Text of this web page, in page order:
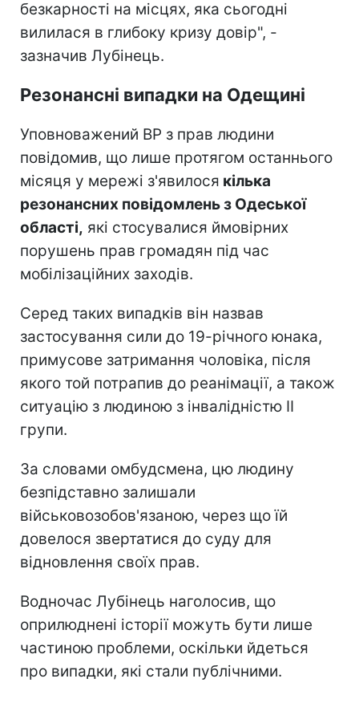
безкарності на місцях, яка сьогодні
вилилася в глибоку кризу довір", -
зазначив Лубінець.
Резонансні випадки на Одещині
Уповноважений ВР з прав людини
повідомив, що лише протягом останнього
місяця у мережі з'явилося кілька
резонансних повідомлень з Одеської
області, які стосувалися ймовірних
порушень прав громадян під час
мобілізаційних заходів.
Серед таких випадків він назвав
застосування сили до 19-річного юнака,
примусове затримання чоловіка, після
якого той потрапив до реанімації, а також
ситуацію з людиною з інвалідністю II
групи.
За словами омбудсмена, цю людину
безпідставно залишали
військовозобов'язаною, через що їй
довелося звертатися до суду для
відновлення своїх прав.
Водночас Лубінець наголосив, що
оприлюднені історії можуть бути лише
частиною проблеми, оскільки йдеться
про випадки, які стали публічними.